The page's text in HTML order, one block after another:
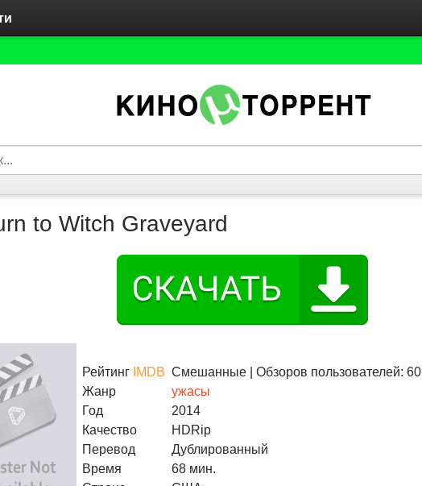
to Witch Graveyard
Рейтинг IMDB Смешанные | Обзоров пользователей: 60
Жанр
ужасы
Год
2014
Качество
HDRip
Перевод
Дублированный
Время
68 мин.